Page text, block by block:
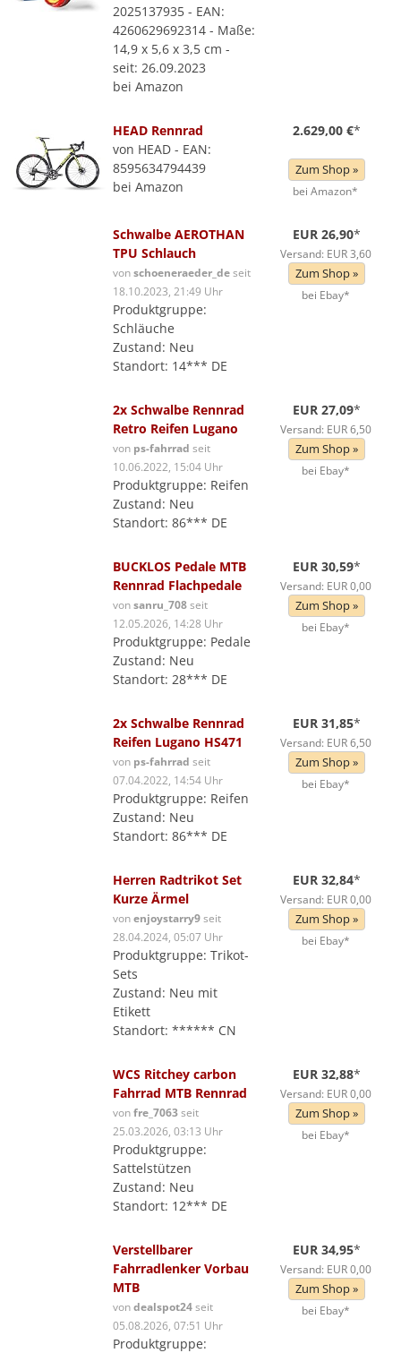
2025137935 - EAN:
4260629692314 - Maße:
14,9 x 5,6 x 3,5 cm -
seit: 26.09.2023
bei Amazon
HEAD Rennrad
von HEAD - EAN:
8595634794439
bei Amazon
2.629,00 €*
Zum Shop »
bei Amazon*
Schwalbe AEROTHAN
TPU Schlauch
vonschoeneraeder_deseit
18.10.2023, 21:49 Uhr
Produktgruppe:
Schläuche
Zustand: Neu
Standort: 14*** DE
EUR 26,90*
Versand: EUR 3,60
Zum Shop »
bei Ebay*
2x Schwalbe Rennrad
Retro Reifen Lugano
von ps-fahrrad seit
10.06.2022, 15:04 Uhr
Produktgruppe: Reifen
Zustand: Neu
Standort: 86*** DE
EUR 27,09*
Versand: EUR 6,50
Zum Shop »
bei Ebay*
BUCKLOS Pedale MTB
Rennrad Flachpedale
vonsanru_708seit
12.05.2026, 14:28 Uhr
Produktgruppe: Pedale
Zustand: Neu
Standort: 28*** DE
EUR 30,59*
Versand: EUR 0,00
Zum Shop »
bei Ebay*
2x Schwalbe Rennrad
Reifen Lugano HS471
von ps-fahrrad seit
07.04.2022, 14:54 Uhr
Produktgruppe: Reifen
Zustand: Neu
Standort: 86*** DE
EUR 31,85*
Versand: EUR 6,50
Zum Shop »
bei Ebay*
Herren Radtrikot Set
Kurze Ärmel
vonenjoystarry9seit
28.04.2024, 05:07 Uhr
Produktgruppe: Trikot-
Sets
Zustand: Neu mit
Etikett
Standort: ****** CN
EUR 32,84*
Versand: EUR 0,00
Zum Shop »
bei Ebay*
WCS Ritchey carbon
Fahrrad MTB Rennrad
vonfre_7063seit
25.03.2026, 03:13 Uhr
Produktgruppe:
Sattelstützen
Zustand: Neu
Standort: 12*** DE
EUR 32,88*
Versand: EUR 0,00
Zum Shop »
bei Ebay*
Verstellbarer
Fahrradlenker Vorbau
MTB
vondealspot24seit
05.08.2026, 07:51 Uhr
Produktgruppe:
EUR 34,95*
Versand: EUR 0,00
Zum Shop »
bei Ebay*